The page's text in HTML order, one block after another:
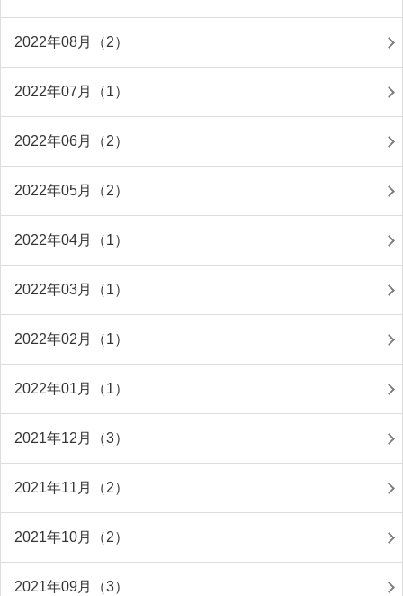
2022年08月（2）
2022年07月（1）
2022年06月（2）
2022年05月（2）
2022年04月（1）
2022年03月（1）
2022年02月（1）
2022年01月（1）
2021年12月（3）
2021年11月（2）
2021年10月（2）
2021年09月（3）